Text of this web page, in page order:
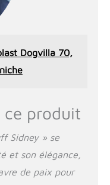
Dogvilla 70,
ce produit
Sidney » se
et son élégance,
de paix pour